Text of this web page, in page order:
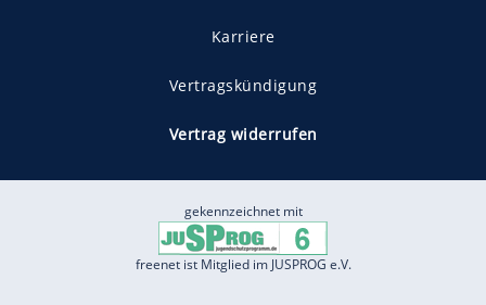
Karriere
Vertragskündigung
Vertrag widerrufen
gekennzeichnet mit
freenet ist Mitglied im JUSPROG e.V.